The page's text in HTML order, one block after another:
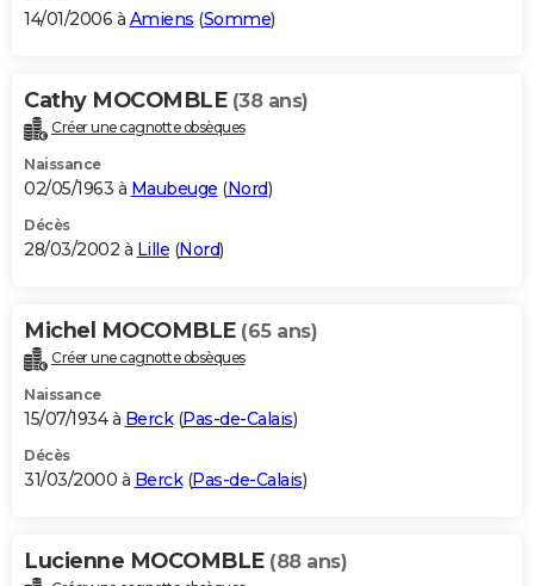
14/01/2006 à Amiens (Somme)
Cathy MOCOMBLE (38 ans)
Créer une cagnotte obsèques
Naissance
02/05/1963 à Maubeuge (Nord)
Décès
28/03/2002 à Lille (Nord)
Michel MOCOMBLE (65 ans)
Créer une cagnotte obsèques
Naissance
15/07/1934 à Berck(Pas-de-Calais)
Décès
31/03/2000 à Berck(Pas-de-Calais)
Lucienne MOCOMBLE (88 ans)